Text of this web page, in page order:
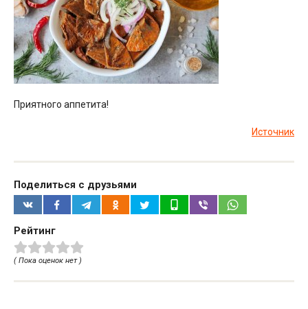
Приятного аппетита!
Источник
Поделиться с друзьями
Рейтинг
( Пока оценок нет )